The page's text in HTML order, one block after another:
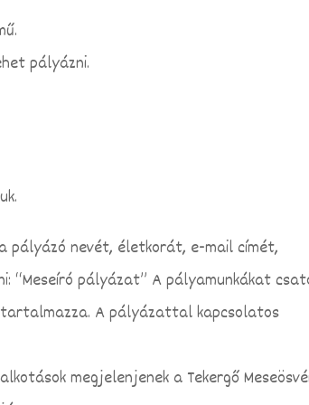
pályázni.
nevét, életkorát, e-mail címét,
pályázat” A pályamunkákat
A pályázattal kapcsolatos
megjelenjenek a Tekergő